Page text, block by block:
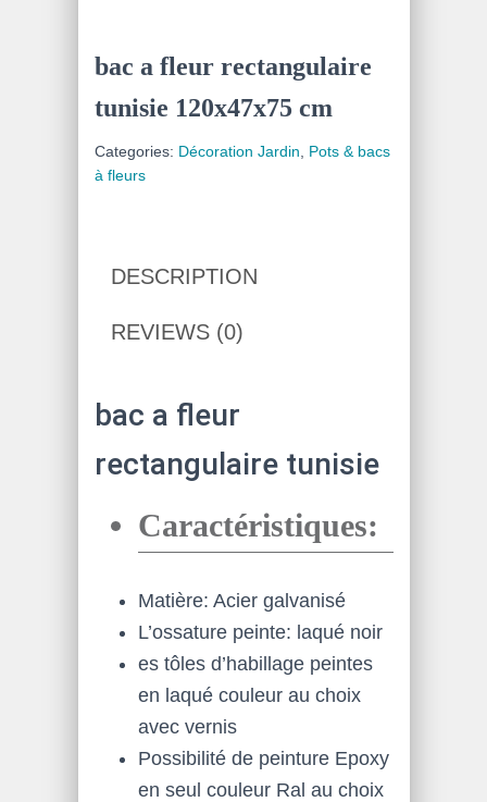
bac a fleur rectangulaire
tunisie 120x47x75 cm
Categories: Décoration Jardin
Pots & bacs
à fleurs
DESCRIPTION
REVIEWS (0)
bac a fleur
rectangulaire tunisie
Caractéristiques:
Matière: Acier galvanisé
L’ossature peinte: laqué noir
es tôles d’habillage peintes
en laqué couleur au choix
avec vernis
Possibilité de peinture Epoxy
en seul couleur Ral au choix